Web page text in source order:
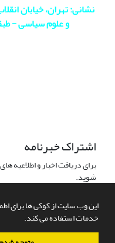
این وب سایت از کوکی ها برای
خدمات استفاده می کند.
نشانی: تهران، خیابان
و علوم سیاسی - طبقه 4 - دفتر مجله -
اشتراک خبرنامه
برای دریافت اخبار و اطلاعیه
شوید.